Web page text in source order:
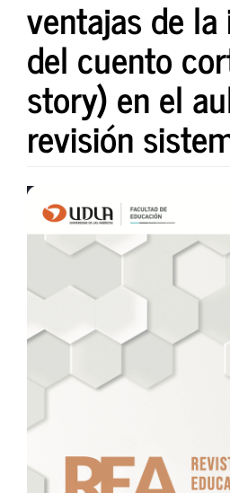
ventajas de
del cuento
story) en el
revisión
Barra
lateral
del
artículo